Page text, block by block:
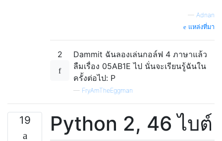
— Adnan
แหล่งที่มา
2
Dammit ฉันลองเล่นกอล์ฟ 4 ภาษาแล้ว
ลืมเรื่อง 05AB1E ไป นั่นจะเรียนรู้ฉันใน
ครั้งต่อไป: P
— FryAmTheEggman
19 Python 2, 46 ไบต์